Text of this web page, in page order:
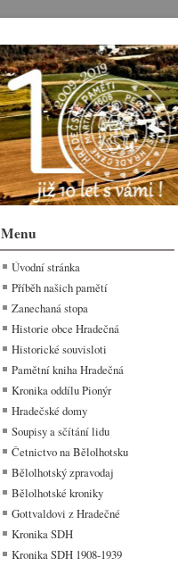
Menu
Úvodní stránka
Příběh našich pamětí
Zanechaná stopa
Historie obce Hradečná
Historické souvisloti
Pamětní kniha Hradečná
Kronika oddílu Pionýr
Hradečské domy
Soupisy a sčítání lidu
Četnictvo na Bělolhotsku
Bělolhotský zpravodaj
Bělolhotské kroniky
Gottvaldovi z Hradečné
Kronika SDH
Kronika SDH 1908-1939